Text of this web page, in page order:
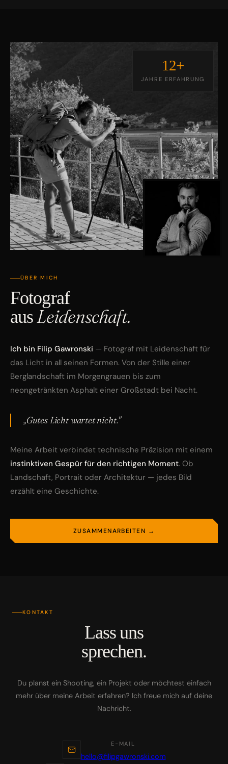
12+
JAHRE ERFAHRUNG
ÜBER MICH
Fotograf
ausLeidenschaft.
Ich bin Filip Gawronski — Fotograf mit Leidenschaft für
das Licht in all seinen Formen. Von der Stille einer
Berglandschaft im Morgengrauen bis zum
neongetränkten Asphalt einer Großstadt bei Nacht.
„Gutes Licht wartet nicht."
Meine Arbeit verbindet technische Präzision mit einem
instinktiven Gespür für den richtigen Moment. Ob
Landschaft, Portrait oder Architektur — jedes Bild
erzählt eine Geschichte.
ZUSAMMENARBEITEN →
KONTAKT
Lass uns
sprechen.
Du planst ein Shooting, ein Projekt oder möchtest einfach
mehr über meine Arbeit erfahren? Ich freue mich auf deine
Nachricht.
E-MAIL
hello@filipgawronski.com